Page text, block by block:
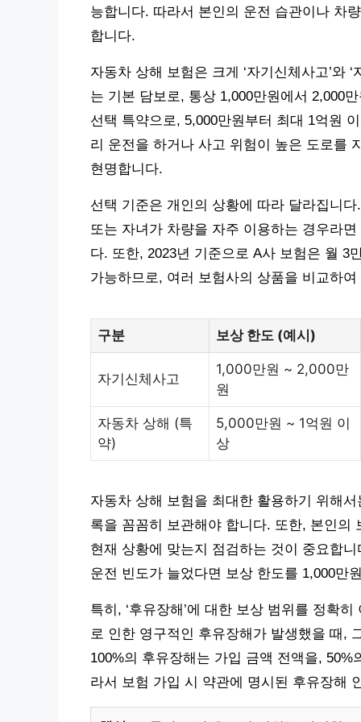
능합니다. 따라서 본인의 운전 습관이나 차
합니다.
자동차 상해 보험은 크게 ‘자기신체사고’와
는 기본 담보로, 통상 1,000만원에서 2,000
선택 특약으로, 5,000만원부터 최대 1억원
리 운전을 하거나 사고 위험이 높은 도로를
현명합니다.
선택 기준은 개인의 상황에 따라 달라집니
또는 자녀가 차량을 자주 이용하는 경우라
다. 또한, 2023년 기준으로 A사 보험은 월 3
가능하므로, 여러 보험사의 상품을 비교하
구분 보상 한도 (예시)
자기신체사고
1,000만원 ~ 2,000만
원
자동차 상해 (특
약)
5,000만원 ~ 1억원 이
상
자동차 상해 보험을 최대한 활용하기 위해
록을 꼼꼼히 보관해야 합니다. 또한, 본인의
현재 상황에 맞는지 점검하는 것이 중요합
운전 빈도가 늘었다면 보상 한도를 1,000만
특히, ‘후유장해’에 대한 보상 범위를 정확
로 인한 영구적인 후유장해가 발생했을 때,
100%의 후유장해는 가입 금액 전액을,
라서 보험 가입 시 약관에 명시된 후유장해